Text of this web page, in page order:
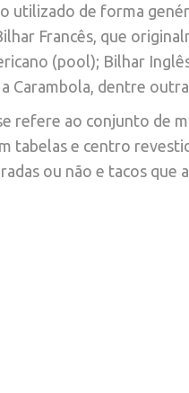
utilizado de forma
Francês, que
(pool); Bilhar
Carambola, dentre
refere ao conjunto de
tabelas e centro
ou não e tacos que